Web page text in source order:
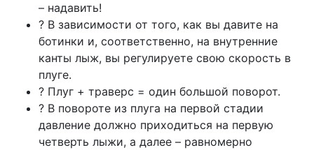
– надавить!
? В зависимости от того, как вы давите на
ботинки и, соответственно, на внутренние
канты лыж, вы регулируете свою скорость в
плуге.
? Плуг + траверс = один большой поворот.
? В повороте из плуга на первой стадии
давление должно приходиться на первую
четверть лыжи, а далее – равномерно